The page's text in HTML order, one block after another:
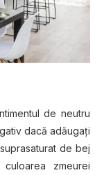
de neutru
dacă adăugați
de bej
zmeurei